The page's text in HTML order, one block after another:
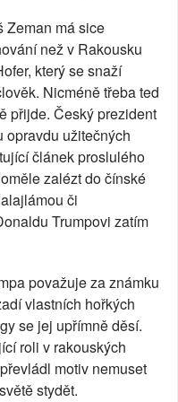
Zeman má sice
než v Rakousku
který se snaží
Nicméně třeba teď
přijde. Český prezident
opravdu užitečných
článek proslulého
zalézt do čínské
či
Trumpovi zatím
považuje za známku
vlastních hořkých
se jej upřímně děsí.
roli v rakouských
motiv nemuset
stydět.